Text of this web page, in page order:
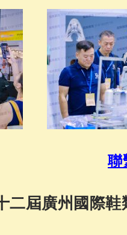
聯
二屆廣州國際